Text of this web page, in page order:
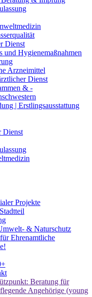
Dienst
und Hygienemaßnahmen
Arzneimittel
Dienst
& -
| Erstlingsausstattung
Dienst
Projekte
& Naturschutz
Ehrenamtliche
Beratung für
Angehörige (young